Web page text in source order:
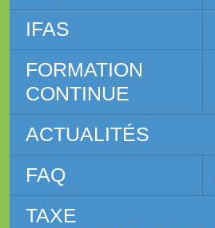
IFAS
FORMATION
CONTINUE
ACTUALITÉS
FAQ
TAXE